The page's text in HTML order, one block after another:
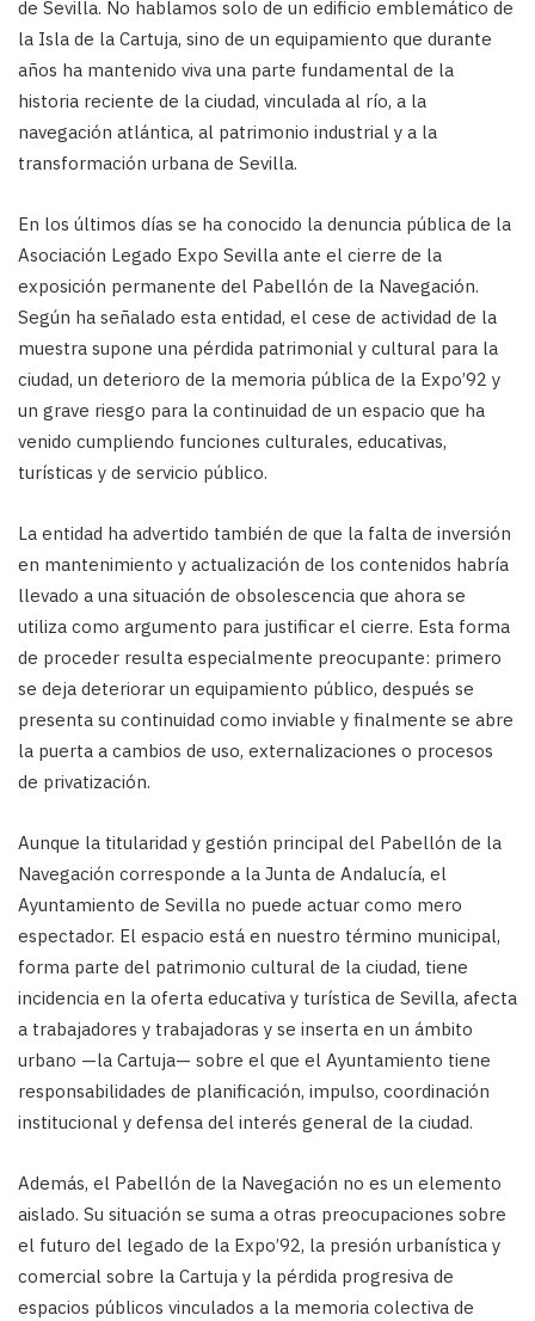
de Sevilla. No hablamos solo de un edificio emblemático de
la Isla de la Cartuja, sino de un equipamiento que durante
años ha mantenido viva una parte fundamental de la
historia reciente de la ciudad, vinculada al río, a la
navegación atlántica, al patrimonio industrial y a la
transformación urbana de Sevilla.
En los últimos días se ha conocido la denuncia pública de la
Asociación Legado Expo Sevilla ante el cierre de la
exposición permanente del Pabellón de la Navegación.
Según ha señalado esta entidad, el cese de actividad de la
muestra supone una pérdida patrimonial y cultural para la
ciudad, un deterioro de la memoria pública de la Expo’92 y
un grave riesgo para la continuidad de un espacio que ha
venido cumpliendo funciones culturales, educativas,
turísticas y de servicio público.
La entidad ha advertido también de que la falta de inversión
en mantenimiento y actualización de los contenidos habría
llevado a una situación de obsolescencia que ahora se
utiliza como argumento para justificar el cierre. Esta forma
de proceder resulta especialmente preocupante: primero
se deja deteriorar un equipamiento público, después se
presenta su continuidad como inviable y finalmente se abre
la puerta a cambios de uso, externalizaciones o procesos
de privatización.
Aunque la titularidad y gestión principal del Pabellón de la
Navegación corresponde a la Junta de Andalucía, el
Ayuntamiento de Sevilla no puede actuar como mero
espectador. El espacio está en nuestro término municipal,
forma parte del patrimonio cultural de la ciudad, tiene
incidencia en la oferta educativa y turística de Sevilla, afecta
a trabajadores y trabajadoras y se inserta en un ámbito
urbano —la Cartuja— sobre el que el Ayuntamiento tiene
responsabilidades de planificación, impulso, coordinación
institucional y defensa del interés general de la ciudad.
Además, el Pabellón de la Navegación no es un elemento
aislado. Su situación se suma a otras preocupaciones sobre
el futuro del legado de la Expo’92, la presión urbanística y
comercial sobre la Cartuja y la pérdida progresiva de
espacios públicos vinculados a la memoria colectiva de